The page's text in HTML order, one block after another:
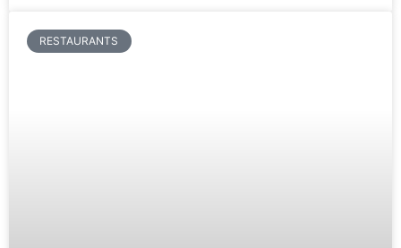
RESTAURANTS